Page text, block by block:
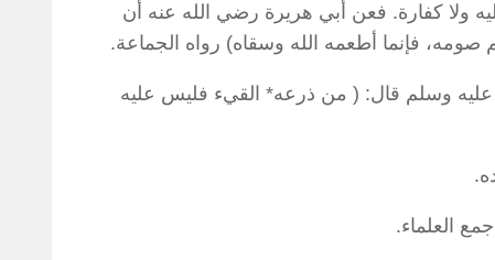
ولا كفارة. فعن أبي هريرة رضي الله عنه أن
فإنما أطعمه الله وسقاه) رواه الجماعة.
عليه وسلم قال: ( من ذرعه* القيء فليس عليه
العلماء.